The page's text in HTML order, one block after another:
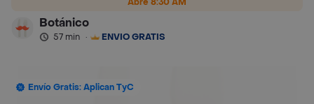
Abre 8:30 AM
Botánico
57 min · ENVÍO GRATIS
Envío Gratis: Aplican TyC